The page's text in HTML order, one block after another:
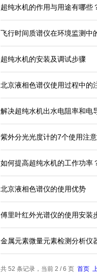
超纯水机的作用与用途有哪些
飞行时间质谱仪在环境监测中
超纯水机的安装及调试步骤
北京液相色谱仪使用过程中的
解决超纯水机出水电阻率和电
紫外分光光度计的7个使用注
如何提高超纯水机的工作功率
北京液相色谱仪的使用优势
傅里叶红外光谱仪的使用安装
金属元素微量元素检测分析仪
共 52 条记录，当前 2 / 6 页 首页